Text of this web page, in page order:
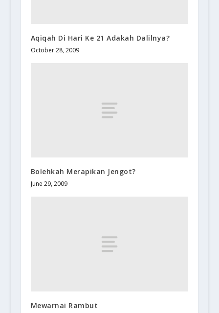
Aqiqah Di Hari Ke 21 Adakah Dalilnya?
October 28, 2009
Bolehkah Merapikan Jengot?
June 29, 2009
Mewarnai Rambut